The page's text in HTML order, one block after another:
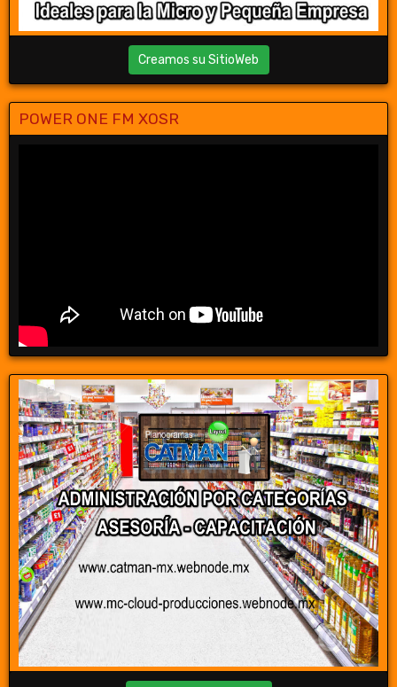
Creamos su SitioWeb
POWER ONE FM XOSR